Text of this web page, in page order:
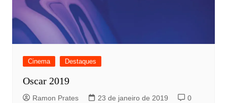
Cinema Destaques
Oscar 2019
Ramon Prates 23 de janeiro de 2019 0